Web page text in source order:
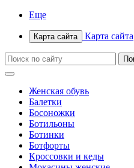
Еще
Карта сайта Карта сайта
Женская обувь
Балетки
Босоножки
Ботильоны
Ботинки
Ботфорты
Кроссовки и кеды